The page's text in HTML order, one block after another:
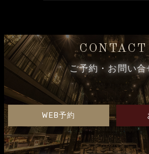
CONTACT
ご予約・お問い合
WEB予約